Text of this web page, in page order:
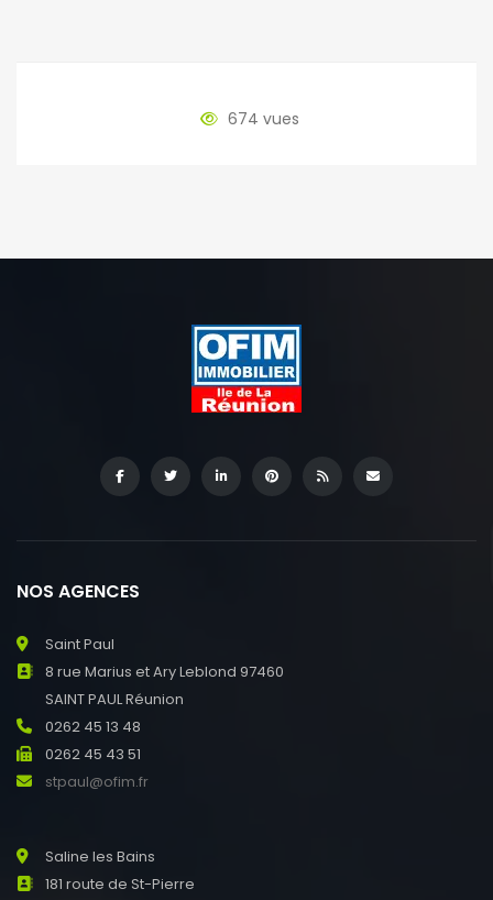
674 vues
NOS AGENCES
Saint Paul
8 rue Marius et Ary Leblond 97460
SAINT PAUL Réunion
0262 45 13 48
0262 45 43 51
stpaul@ofim.fr
Saline les Bains
181 route de St-Pierre